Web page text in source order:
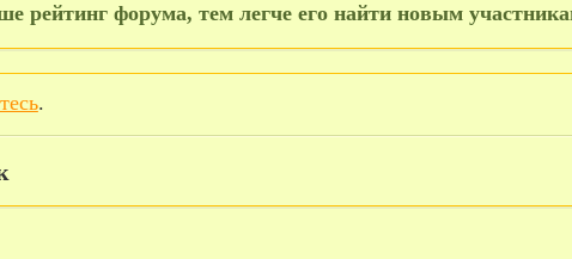
рейтинг форума, тем легче его найти новым
.